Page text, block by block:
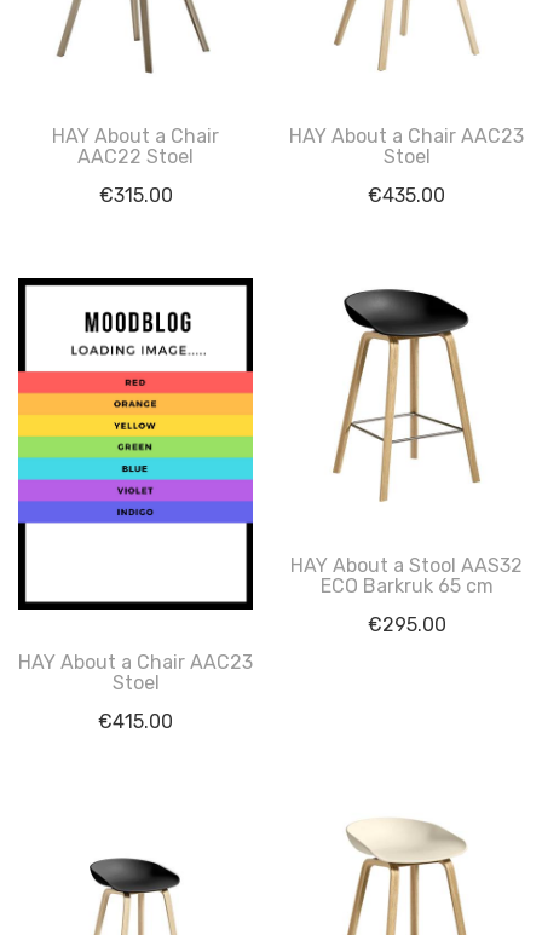
HAY About a Chair
AAC22 Stoel
€315.00
HAY About a Chair AAC23
Stoel
€435.00
HAY About a Chair AAC23
Stoel
€415.00
HAY About a Stool AAS32
ECO Barkruk 65 cm
€295.00